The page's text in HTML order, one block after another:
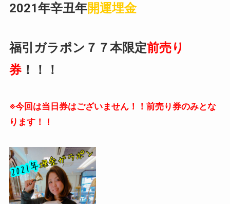
2021年辛丑年開運埋金
福引ガラポン７７本限定前売り
券！！！
※今回は当日券はございません！！前売り券のみとな
ります！！